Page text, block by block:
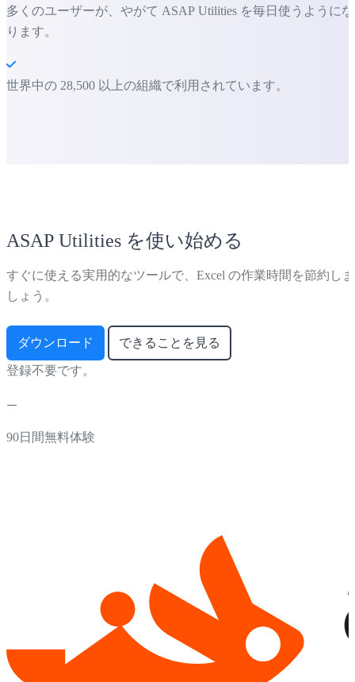
多くのユーザーが、やがて ASAP Utilities を毎日使うようにな
ります。
世界中の 28,500 以上の組織で利用されています。
ASAP Utilities を使い始める
すぐに使える実用的なツールで、Excel の作業時間を節約しま
しょう。
ダウンロード できることを見る
登録不要です。
90日間無料体験